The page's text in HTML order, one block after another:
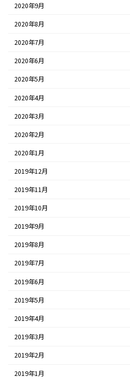
2020年9月
2020年8月
2020年7月
2020年6月
2020年5月
2020年4月
2020年3月
2020年2月
2020年1月
2019年12月
2019年11月
2019年10月
2019年9月
2019年8月
2019年7月
2019年6月
2019年5月
2019年4月
2019年3月
2019年2月
2019年1月